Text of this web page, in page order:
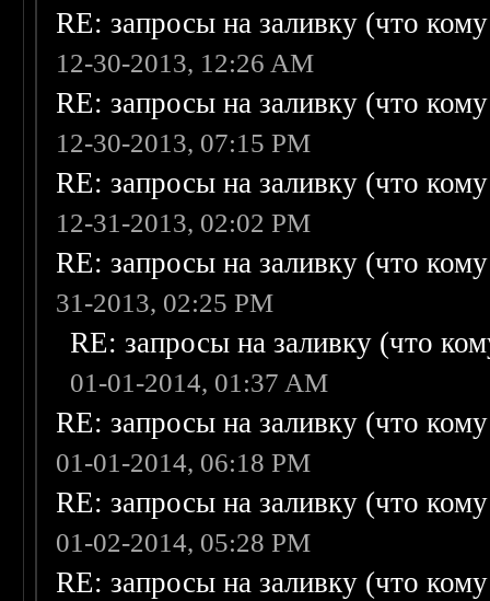
RE: запросы на заливку (что
12-30-2013, 12:26 AM
RE: запросы на заливку (что
12-30-2013, 07:15 PM
RE: запросы на заливку (что
12-31-2013, 02:02 PM
RE: запросы на заливку (что
31-2013, 02:25 PM
RE: запросы на заливку (что
01-01-2014, 01:37 AM
RE: запросы на заливку (что
01-01-2014, 06:18 PM
RE: запросы на заливку (что
01-02-2014, 05:28 PM
RE: запросы на заливку (что